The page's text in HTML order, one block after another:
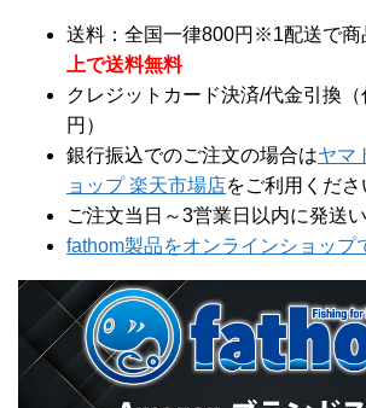
送料：全国一律800円※1配送で商
上で送料無料
クレジットカード決済/代金引換
円）
銀行振込でのご注文の場合はヤマ
ョップ 楽天市場店をご利用くださ
ご注文当日～3営業日以内に発送い
fathom製品をオンラインショップ